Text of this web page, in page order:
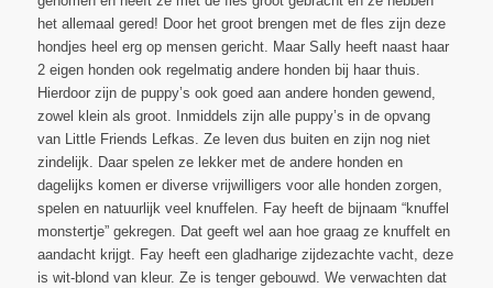
het allemaal gered! Door het groot brengen met de fles zijn deze
hondjes heel erg op mensen gericht. Maar Sally heeft naast haar
2 eigen honden ook regelmatig andere honden bij haar thuis.
Hierdoor zijn de puppy’s ook goed aan andere honden gewend,
zowel klein als groot. Inmiddels zijn alle puppy’s in de opvang
van Little Friends Lefkas. Ze leven dus buiten en zijn nog niet
zindelijk. Daar spelen ze lekker met de andere honden en
dagelijks komen er diverse vrijwilligers voor alle honden zorgen,
spelen en natuurlijk veel knuffelen. Fay heeft de bijnaam “knuffel
monstertje” gekregen. Dat geeft wel aan hoe graag ze knuffelt en
aandacht krijgt. Fay heeft een gladharige zijdezachte vacht, deze
is wit-blond van kleur. Ze is tenger gebouwd. We verwachten dat